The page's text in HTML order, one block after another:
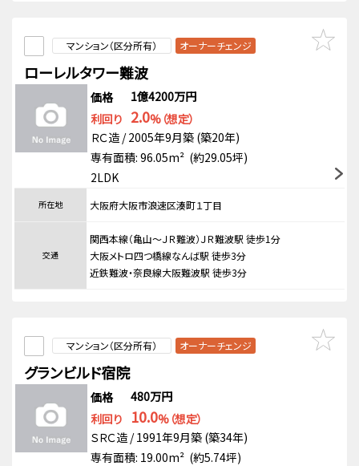
マンション（区分所有） オーナーチェンジ
ローレルタワー難波
価格
1億4200万円
利回り 2.0%（想定）
ＲＣ造 / 2005年9月築 (築20年)
専有面積: 96.05m² (約29.05坪)
2LDK
所在地 大阪府大阪市浪速区湊町１丁目
交通
関西本線（亀山～ＪＲ難波）ＪＲ難波駅 徒歩1分
大阪メトロ四つ橋線なんば駅 徒歩3分
近鉄難波・奈良線大阪難波駅 徒歩3分
マンション（区分所有） オーナーチェンジ
グランビルド宿院
価格
480万円
利回り
10.0%（想定）
ＳＲＣ造 / 1991年9月築 (築34年)
専有面積: 19.00m² (約5.74坪)